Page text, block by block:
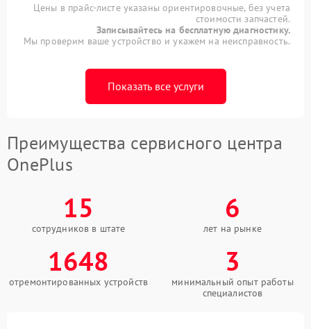
Цены в прайс-листе указаны ориентировочные, без учета
стоимости запчастей.
Записывайтесь на бесплатную диагностику.
Мы проверим ваше устройство и укажем на неисправность.
Показать все услуги
Преимущества сервисного центра
OnePlus
15
сотрудников в штате
6
лет на рынке
1648
отремонтированных устройств
3
минимальный опыт работы
специалистов